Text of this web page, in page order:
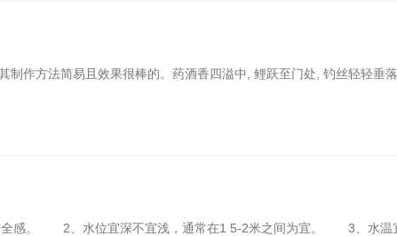
作方法简易且效果很棒的。药酒香四溢中, 鲤跃至门处, 钓丝轻轻垂
全感。 2、水位宜深不宜浅，通常在1 5-2米之间为宜。 3、水温